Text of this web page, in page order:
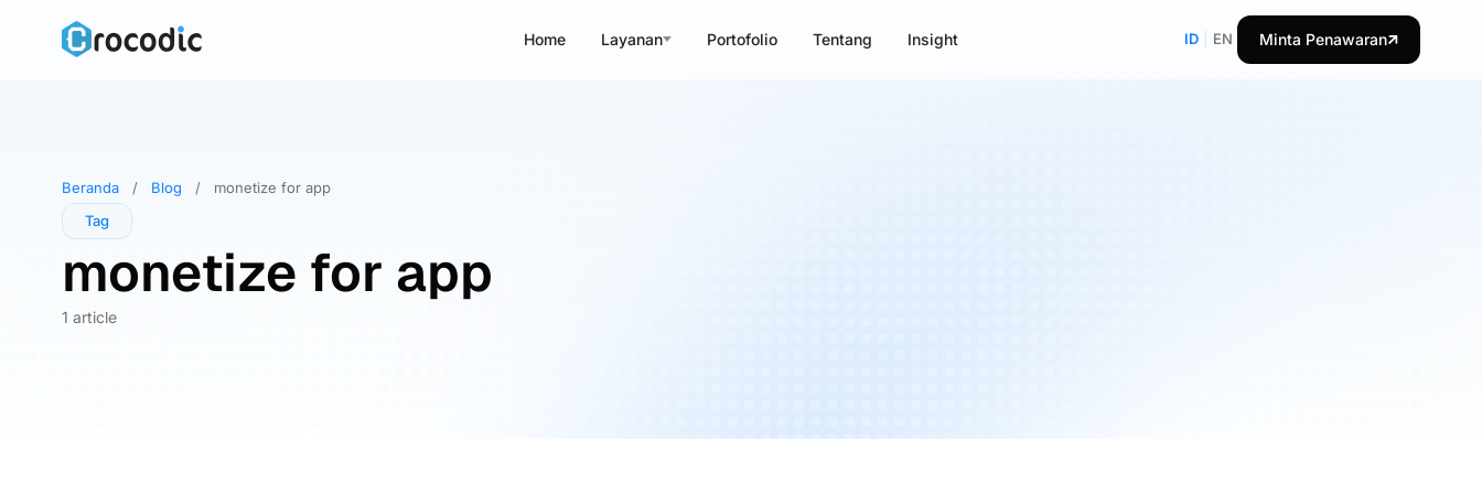
Home Layanan Portofolio Tentang Insight ID EN Minta Penawaran
Beranda / Blog /
monetize for app
Tag
monetize for app
1 article